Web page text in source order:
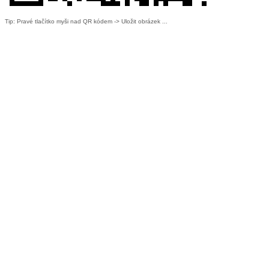
Tip: Pravé tlačítko myši nad QR kódem -> Uložit obrázek ...